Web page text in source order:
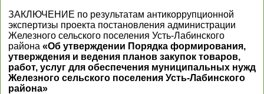
ЗАКЛЮЧЕНИЕ по результатам антикоррупционной
экспертизы проекта постановления администрации
Железного сельского поселения Усть-Лабинского
района «Об утверждении Порядка формирования,
утверждения и ведения планов закупок товаров,
работ, услуг для обеспечения муниципальных нужд
Железного сельского поселения Усть-Лабинского
района»